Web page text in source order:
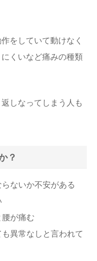
をしていて動けなく
くいなど痛みの種類
しなってしまう人も
？
ないか不安がある
が痛む
異常なしと言われて